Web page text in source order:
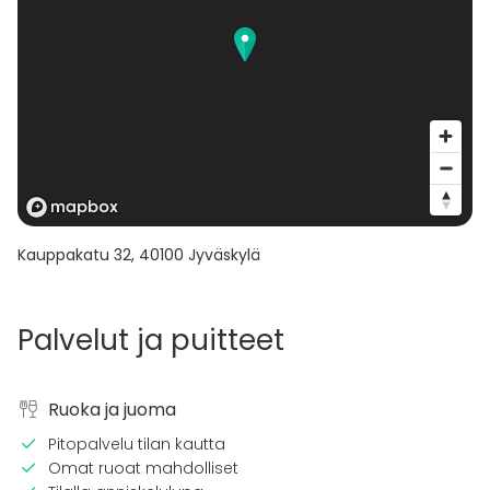
Kauppakatu 32, 40100 Jyväskylä
Palvelut ja puitteet
Ruoka ja juoma
Pitopalvelu tilan kautta
Omat ruoat mahdolliset